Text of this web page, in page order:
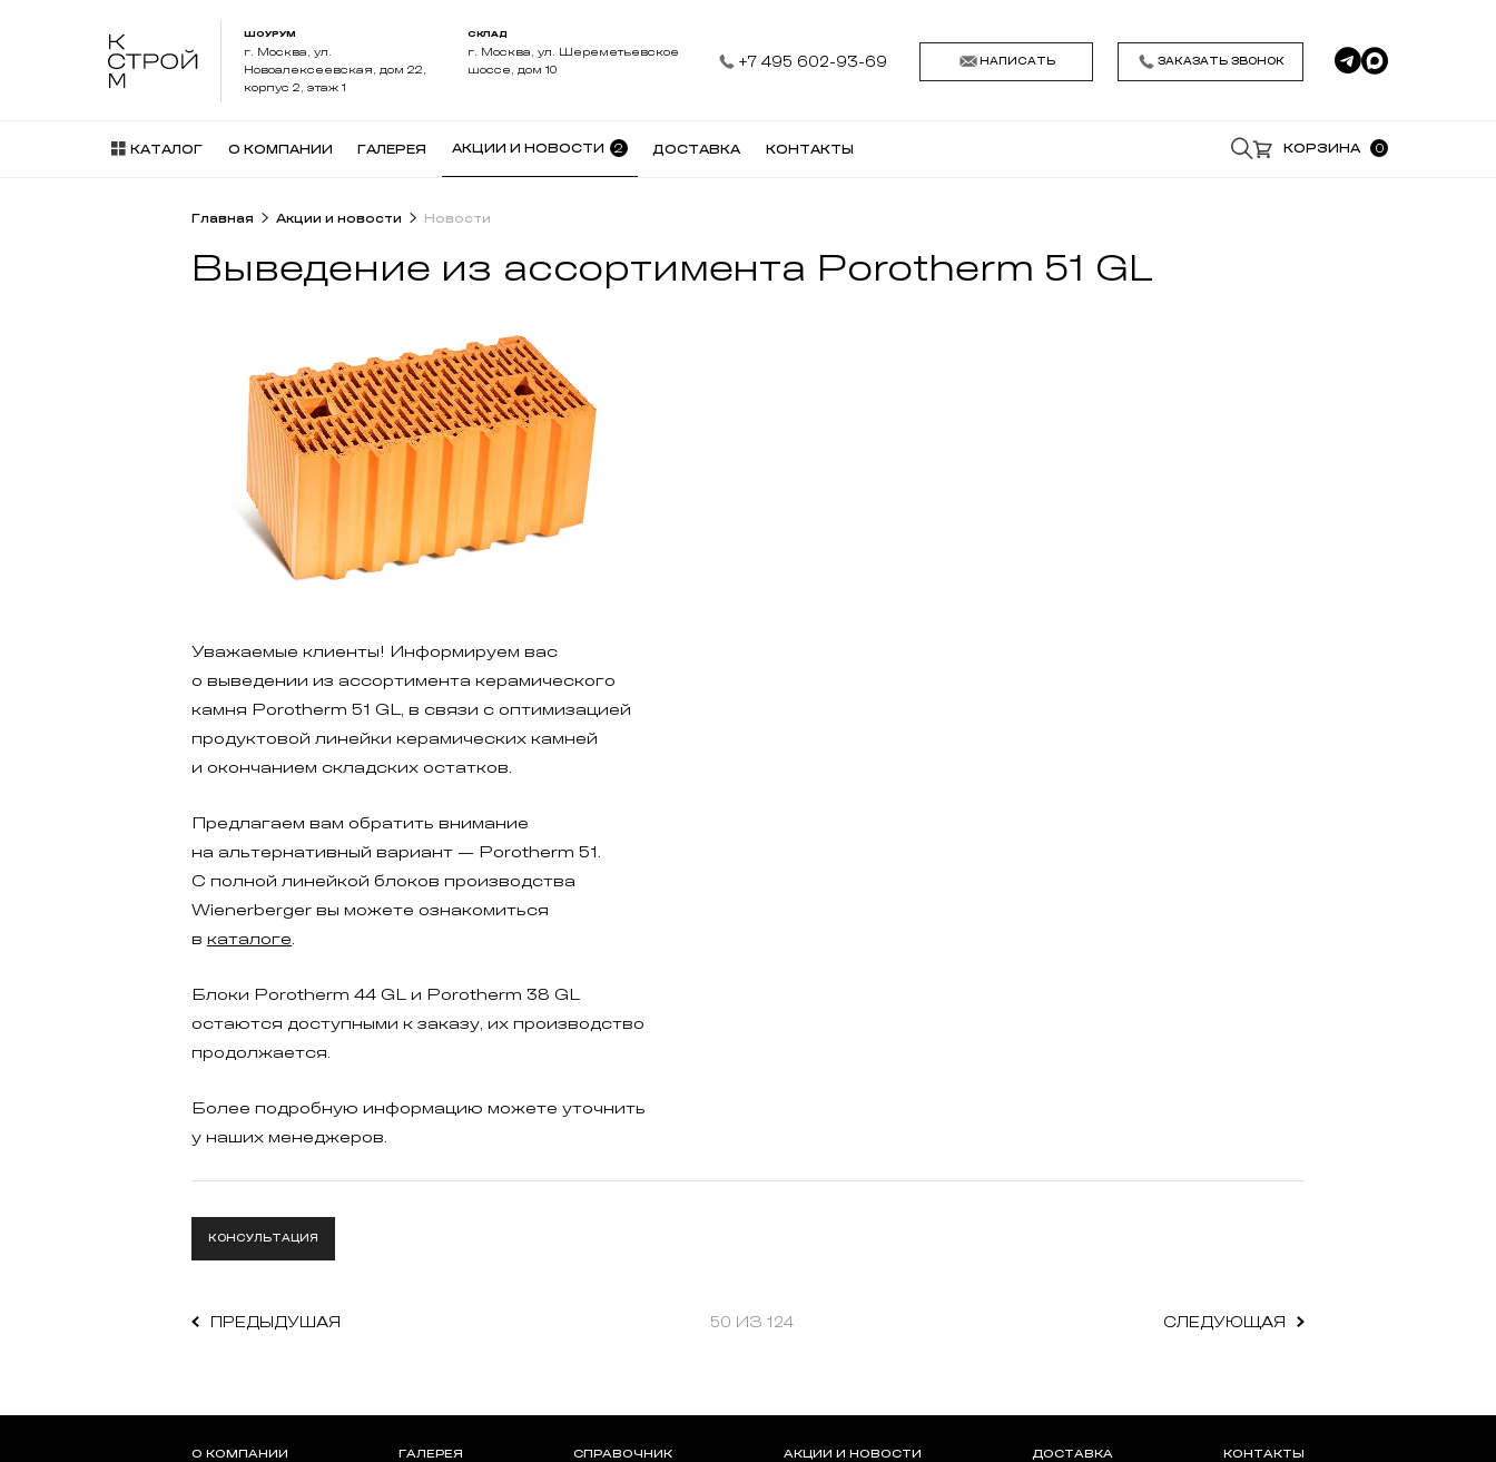
ШОУРУМ
г. Москва, ул.
Новоалексеевская, дом 22,
корпус 2, этаж 1
СКЛАД
г. Москва, ул. Шереметьевское
шоссе, дом 10
+7 495 602-93-69 НАПИСАТЬ ЗАКАЗАТЬ ЗВОНОК
КАТАЛОГ О КОМПАНИИ ГАЛЕРЕЯ АКЦИИ И НОВОСТИ 2 ДОСТАВКА КОНТАКТЫ КОРЗИНА 0
Главная Акции и новости Новости
Выведение из ассортимента Porotherm 51 GL
Уважаемые клиенты! Информируем вас
о выведении из ассортимента керамического
камня Porotherm 51 GL, в связи с оптимизацией
продуктовой линейки керамических камней
и окончанием складских остатков.
Предлагаем вам обратить внимание
на альтернативный вариант — Porotherm 51.
С полной линейкой блоков производства
Wienerberger вы можете ознакомиться
в каталоге.
Блоки Porotherm 44 GL и Porotherm 38 GL
остаются доступными к заказу, их производство
продолжается.
Более подробную информацию можете уточнить
у наших менеджеров.
КОНСУЛЬТАЦИЯ
ПРЕДЫДУШАЯ 50 ИЗ 124 СЛЕДУЮЩАЯ
О КОМПАНИИ ГАЛЕРЕЯ СПРАВОЧНИК АКЦИИ И НОВОСТИ ДОСТАВКА КОНТАКТЫ